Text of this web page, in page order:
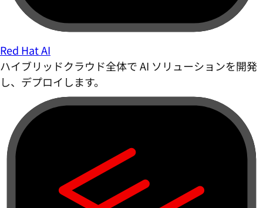
Red Hat AI
ハイブリッドクラウド全体で AI ソリューションを開発
し、デプロイします。